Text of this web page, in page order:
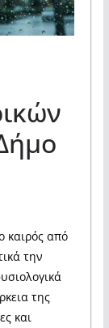
καιρός από
την
της
και